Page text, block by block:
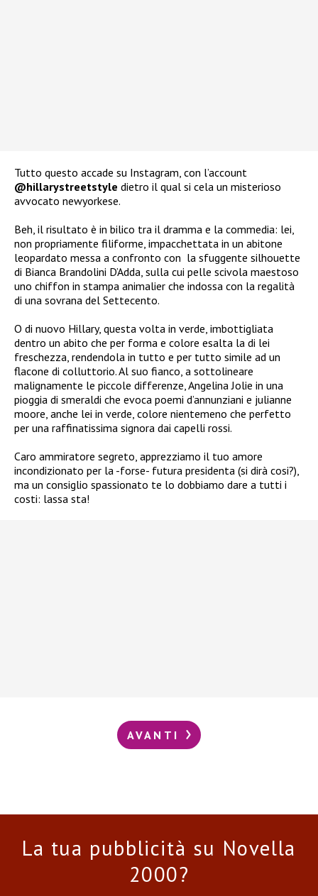
Tutto questo accade su Instagram, con l’account
@hillarystreetstyle dietro il qual si cela un misterioso
avvocato newyorkese.
Beh, il risultato è in bilico tra il dramma e la commedia: lei,
non propriamente filiforme, impacchettata in un abitone
leopardato messa a confronto con la sfuggente silhouette
di Bianca Brandolini D’Adda, sulla cui pelle scivola maestoso
uno chiffon in stampa animalier che indossa con la regalità
di una sovrana del Settecento.
O di nuovo Hillary, questa volta in verde, imbottigliata
dentro un abito che per forma e colore esalta la di lei
freschezza, rendendola in tutto e per tutto simile ad un
flacone di colluttorio. Al suo fianco, a sottolineare
malignamente le piccole differenze, Angelina Jolie in una
pioggia di smeraldi che evoca poemi d’annunziani e julianne
moore, anche lei in verde, colore nientemeno che perfetto
per una raffinatissima signora dai capelli rossi.
Caro ammiratore segreto, apprezziamo il tuo amore
incondizionato per la -forse- futura presidenta (si dirà cosi?),
ma un consiglio spassionato te lo dobbiamo dare a tutti i
costi: lassa sta!
AVANTI
La tua pubblicità su Novella
2000?